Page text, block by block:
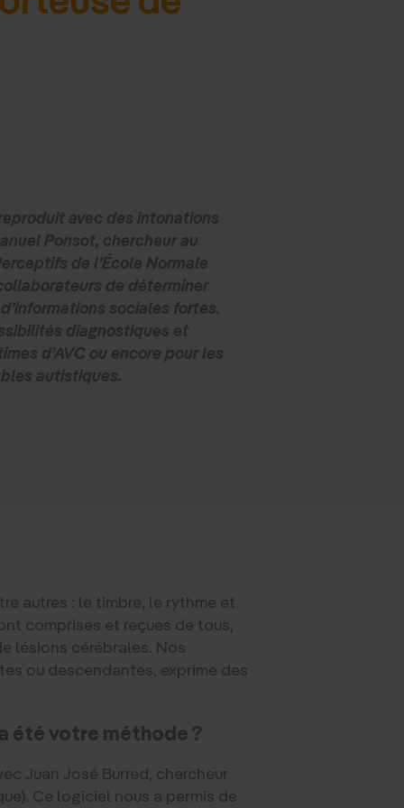
avec des intonations
Ponsot, chercheur au
de l’École Normale
de déterminer
sociales fortes.
diagnostiques et
d’AVC ou encore pour les
autistiques.
autres : le timbre, le rythme et
comprises et reçues de tous,
lésions cérébrales. Nos
ou descendantes, exprime des
été votre méthode ?
Juan José Burred, chercheur
Ce logiciel nous a permis de